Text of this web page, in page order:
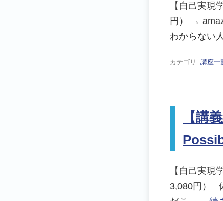
【自己実現
円） →
わからない
カテゴリ: 講座一
【講
【自己実現
3,080円）